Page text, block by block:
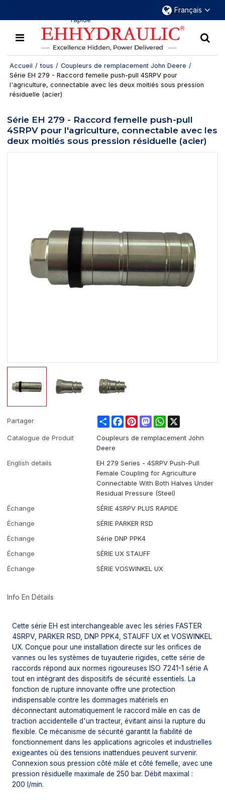
rapide
Français
Accueil / tous / Coupleurs de remplacement John Deere /
Série EH 279 - Raccord femelle push-pull 4SRPV pour
l'agriculture, connectable avec les deux moitiés sous pression
résiduelle (acier)
Série EH 279 - Raccord femelle push-pull
4SRPV pour l'agriculture, connectable avec les
deux moitiés sous pression résiduelle (acier)
Partager ShareFacebookPinterestMastodonWhatsApp
Catalogue de Produit
Coupleurs de remplacement John
Deere
English details
EH 279 Series - 4SRPV Push-Pull
Female Coupling for Agriculture
Connectable With Both Halves Under
Residual Pressure (Steel)
Échange
SÉRIE 4SRPV PLUS RAPIDE
Échange
SÉRIE PARKER RSD
Échange
Série DNP PPK4
Échange
SÉRIE UX STAUFF
Échange
SÉRIE VOSWINKEL UX
Info En Détails
Cette série EH est interchangeable avec les séries FASTER
4SRPV, PARKER RSD, DNP PPK4, STAUFF UX et VOSWINKEL
UX. Conçue pour une installation directe sur les orifices de
vannes ou les systèmes de tuyauterie rigides, cette série de
raccords répond aux normes rigoureuses ISO 7241-1 série A
tout en intégrant des dispositifs de sécurité essentiels. La
fonction de rupture innovante offre une protection
indispensable contre les dommages matériels en
déconnectant automatiquement le raccord mâle en cas de
traction accidentelle d'un tracteur, évitant ainsi la rupture du
flexible. Ce mécanisme de sécurité garantit la fiabilité de
fonctionnement dans les applications agricoles et industrielles
exigeantes où des tensions inattendues peuvent survenir.
Connexion sous pression côté mâle et côté femelle, avec une
pression résiduelle maximale de 250 bar. Débit maximal :
200 l/min.